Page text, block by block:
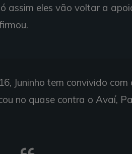
assim eles vão voltar a
Juninho tem convivido com
no quase contra o Avaí,